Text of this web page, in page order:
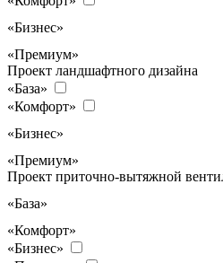
«Бизнес»
«Премиум»
Проект ландшафтного дизайна
«База»
«Комфорт»
«Бизнес»
«Премиум»
Проект приточно-вытяжной
«База»
«Комфорт»
«Бизнес»